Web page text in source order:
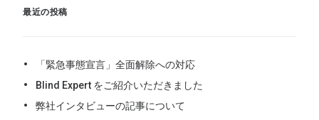
最近の投稿
「緊急事態宣言」全面解除への対応
Blind Expert をご紹介いただきました
弊社インタビューの記事について